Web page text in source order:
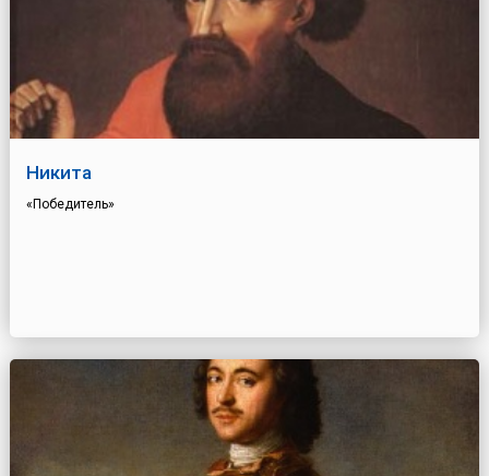
Никита
«Победитель»